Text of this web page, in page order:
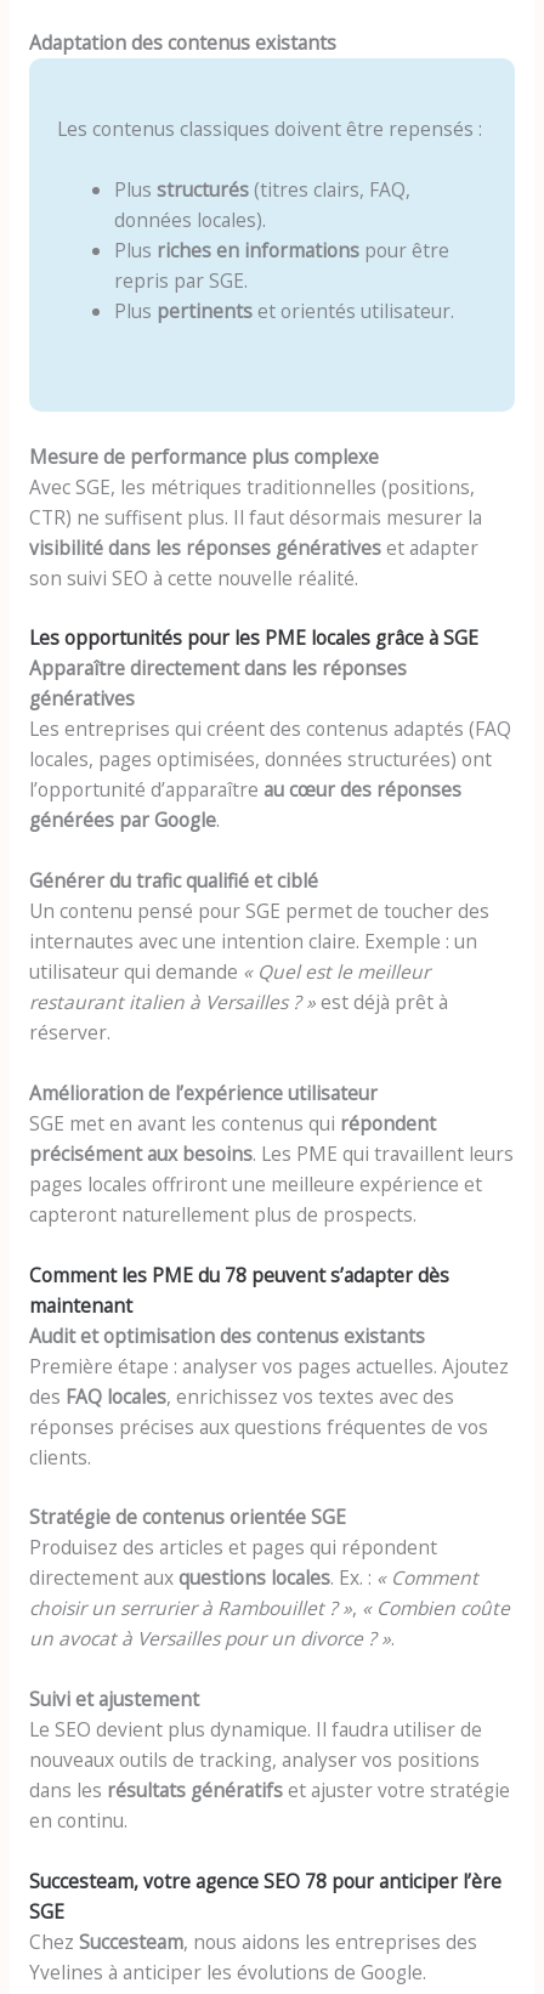
Adaptation des contenus existants
Les contenus classiques doivent être repensés :
Plus structurés(titres clairs, FAQ,
données locales).
Plus riches en informationspour être
repris par SGE.
Plus pertinentset orientés utilisateur.
Mesure de performance plus complexe
Avec SGE, les métriques traditionnelles (positions,
CTR) ne suffisent plus. Il faut désormais mesurer la
visibilité dans les réponses générativeset adapter
son suivi SEO à cette nouvelle réalité.
Les opportunités pour les PME locales grâce à SGE
Apparaître directement dans les réponses
génératives
Les entreprises qui créent des contenus adaptés (FAQ
locales, pages optimisées, données structurées) ont
l’opportunité d’apparaître au cœur des réponses
générées par Google.
Générer du trafic qualifié et ciblé
Un contenu pensé pour SGE permet de toucher des
internautes avec une intention claire. Exemple : un
utilisateur qui demande « Quel est le meilleur
restaurant italien à Versailles ? »est déjà prêt à
réserver.
Amélioration de l’expérience utilisateur
SGE met en avant les contenus qui répondent
précisément aux besoins. Les PME qui travaillent leurs
pages locales offriront une meilleure expérience et
capteront naturellement plus de prospects.
Comment les PME du 78 peuvent s’adapter dès
maintenant
Audit et optimisation des contenus existants
Première étape : analyser vos pages actuelles. Ajoutez
des FAQ locales, enrichissez vos textes avec des
réponses précises aux questions fréquentes de vos
clients.
Stratégie de contenus orientée SGE
Produisez des articles et pages qui répondent
directement auxquestions locales. Ex. : « Comment
choisir un serrurier à Rambouillet ? », « Combien coûte
un avocat à Versailles pour un divorce ? ».
Suivi et ajustement
Le SEO devient plus dynamique. Il faudra utiliser de
nouveaux outils de tracking, analyser vos positions
dans les résultats génératifset ajuster votre stratégie
en continu.
Succesteam, votre agence SEO 78 pour anticiper l’ère
SGE
Chez Succesteam, nous aidons les entreprises des
Yvelines à anticiper les évolutions de Google.